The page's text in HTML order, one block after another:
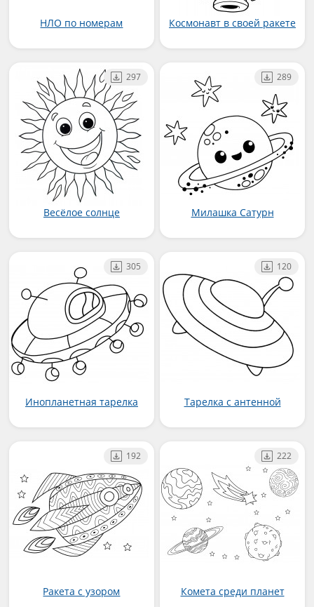
НЛО по номерам Космонавт в своей ракете
Весёлое солнце
297
Милашка Сатурн
289
Инопланетная тарелка
305
Тарелка с антенной
120
Ракета с узором
192
Комета среди планет
222